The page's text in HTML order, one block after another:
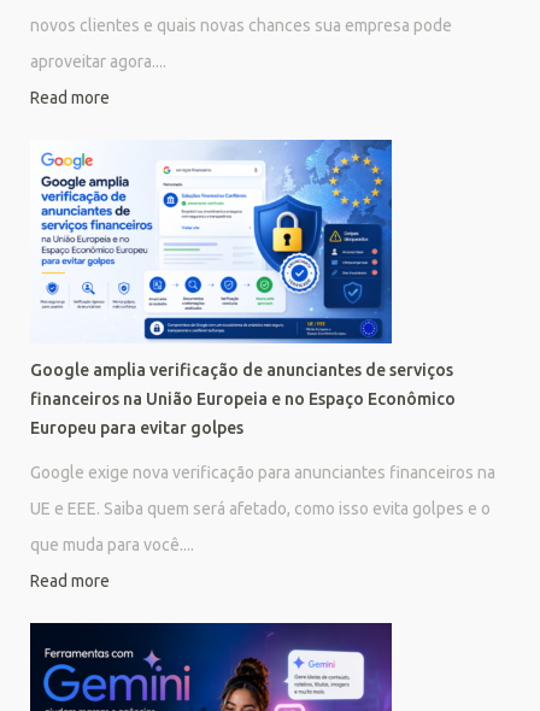
novos clientes e quais novas chances sua empresa pode
aproveitar agora....
Read more
Google amplia verificação de anunciantes de serviços
financeiros na União Europeia e no Espaço Econômico
Europeu para evitar golpes
Google exige nova verificação para anunciantes financeiros na
UE e EEE. Saiba quem será afetado, como isso evita golpes e o
que muda para você....
Read more